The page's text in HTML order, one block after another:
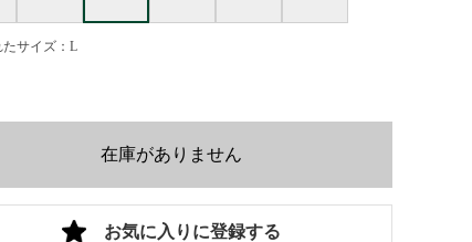
たサイズ：L
在庫がありません
お気に入りに登録する